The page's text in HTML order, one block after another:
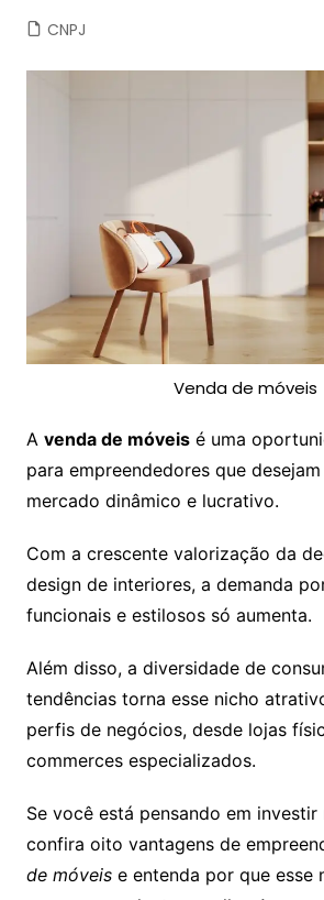
CNPJ
Venda de móveis
A venda de móveisé uma
para empreendedores que
mercado dinâmico e lucrativo.
Com a crescente valorização da
design de interiores, a demanda
funcionais e estilosos só aumenta.
Além disso, a diversidade de
tendências torna esse nicho
perfis de negócios, desde lojas
commerces especializados.
Se você está pensando em investir
confira oito vantagens de
de móveise entenda por que esse